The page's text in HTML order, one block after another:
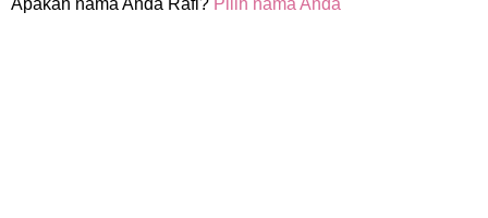
Apakah nama Anda Rafi? Pilih nama Anda